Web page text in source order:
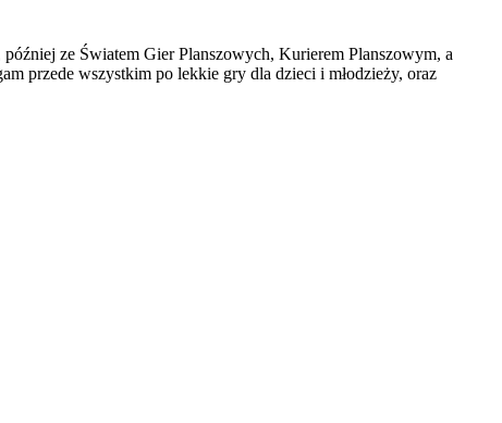
ze Światem Gier Planszowych, Kurierem Planszowym, a
przede wszystkim po lekkie gry dla dzieci i młodzieży, oraz